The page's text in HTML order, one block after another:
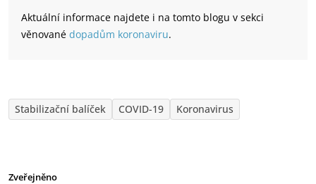
Aktuální informace najdete i na tomto blogu v sekci
věnované dopadům koronaviru.
Stabilizační balíček COVID-19 Koronavirus
Zveřejněno